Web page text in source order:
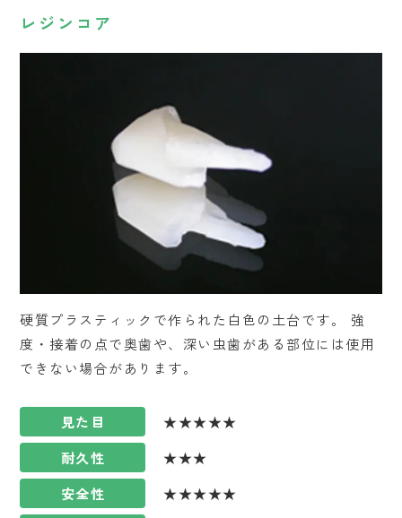
レジンコア
硬質プラスティックで作られた白色の土台です。 強
度・接着の点で奥歯や、深い虫歯がある部位には使用
できない場合があります。
見た目
★★★★★
耐久性
★★★
安全性
★★★★★